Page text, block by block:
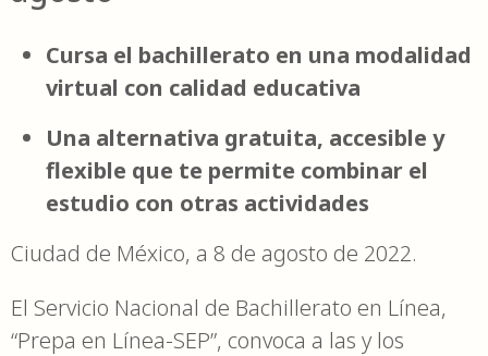
Cursa el bachillerato en una modalidad
virtual con calidad educativa
Una alternativa gratuita, accesible y
flexible que te permite combinar el
estudio con otras actividades
Ciudad de México, a 8 de agosto de 2022.
El Servicio Nacional de Bachillerato en Línea,
“Prepa en Línea-SEP”, convoca a las y los